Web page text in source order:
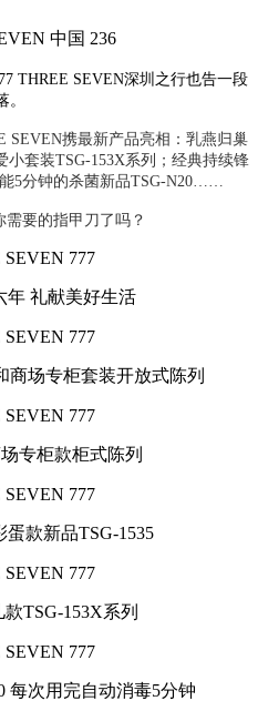
中国 236
THREE SEVEN深圳之行也告一段
。
SEVEN携最新产品亮相：乳燕归巢
小套装TSG-153X系列；经典持续锋
5分钟的杀菌新品TSG-N20……
需要的指甲刀了吗？
年 礼献美好生活
商场专柜套装开放式陈列
专柜款柜式陈列
款新品TSG-1535
TSG-153X系列
每次用完自动消毒5分钟